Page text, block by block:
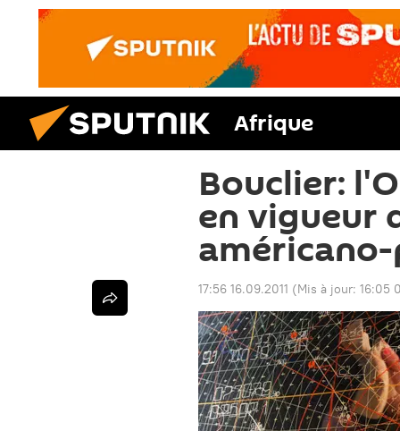
Afrique
Bouclier:
en vigueur
17:56 16.09.2011 (Mis à jour: 16:05